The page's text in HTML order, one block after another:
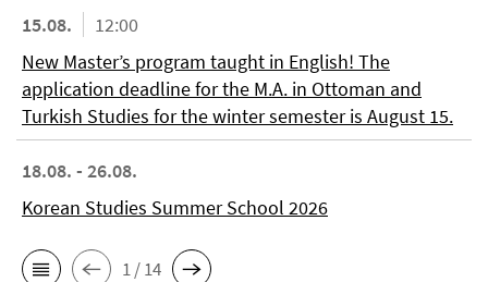
15.08.
12:00
New Master’s program taught in English! The
application deadline for the M.A. in Ottoman and
Turkish Studies for the winter semester is August 15.
18.08. - 26.08.
Korean Studies Summer School 2026
1 / 14